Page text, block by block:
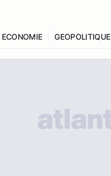
ECONOMIE GEOPOLITIQUE